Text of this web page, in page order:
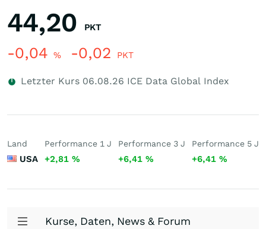
44,20 PKT
-0,04 % -0,02 PKT
Letzter Kurs 06.08.26 ICE Data Global Index
Land
USA
Performance 1 J
+2,81 %
Performance 3 J
+6,41 %
Performance 5 J
+6,41 %
Kurse, Daten, News & Forum